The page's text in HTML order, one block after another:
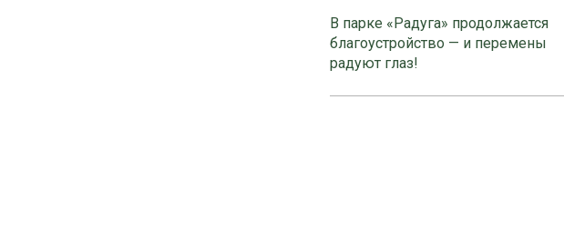
В парке «Радуга» продолжается
благоустройство — и перемены
радуют глаз!